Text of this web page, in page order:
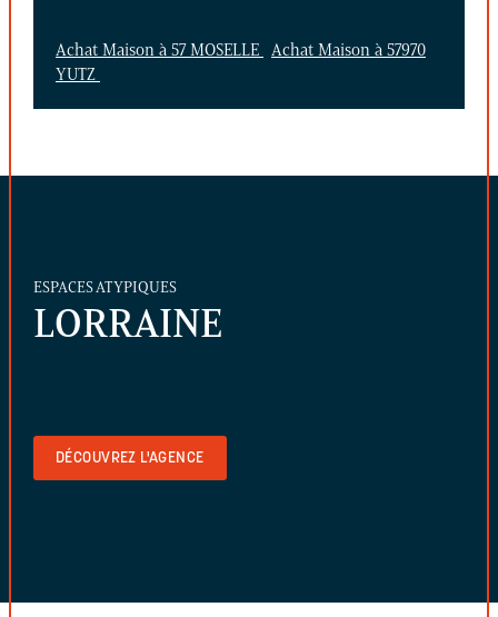
Achat Maison à 57 MOSELLE
Achat Maison à 57970
YUTZ
ESPACES ATYPIQUES
LORRAINE
DÉCOUVREZ L'AGENCE